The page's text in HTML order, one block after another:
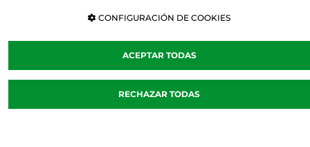
CONFIGURACIÓN DE COOKIES
ACEPTAR TODAS
RECHAZAR TODAS